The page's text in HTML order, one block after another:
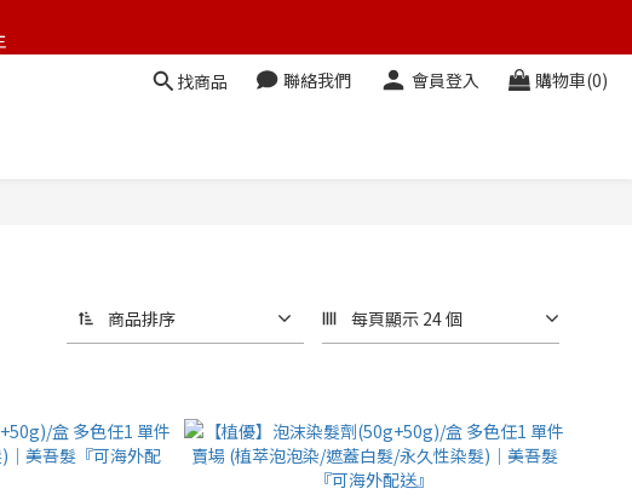
找商品 聯絡我們 會員登入 購物車(0)
商品排序 每頁顯示 24 個